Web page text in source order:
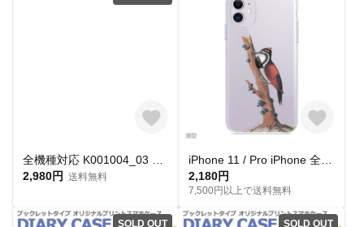
2,980円 送料無料
2,180円
7,500円以上で送料無料
SOLD OUT SOLD OUT